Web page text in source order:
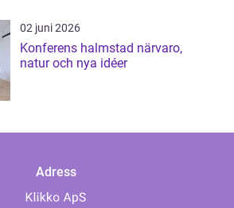
02 juni 2026
Konferens halmstad närvaro,
natur och nya idéer
Adress